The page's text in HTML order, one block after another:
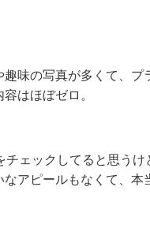
趣味の写真が多くて、プ
はほぼゼロ。
チェックしてると思うけ
なアピールもなくて、本